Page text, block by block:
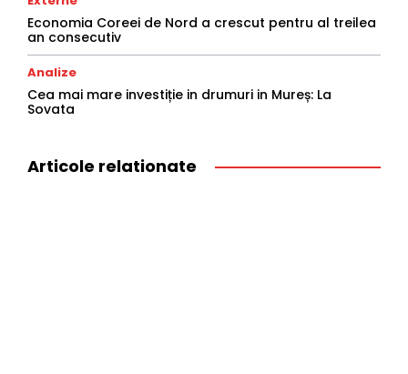
Economia Coreei de Nord a crescut pentru al treilea
an consecutiv
Analize
Cea mai mare investiție in drumuri in Mureș: La
Sovata
Articole relationate